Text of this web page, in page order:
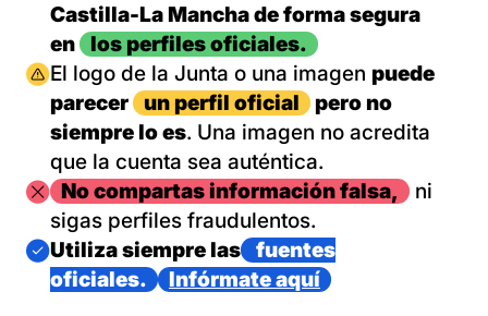
Castilla-La Mancha de forma segura
en
los perfiles oficiales.
Imagen
El logo de la Junta o una imagen puede
parecer
un perfil oficial
pero no
siempre lo es. Una imagen no acredita
que la cuenta sea auténtica.
ImagenNo compartas información falsa,
ni
sigas perfiles fraudulentos.
Imagen
Utiliza siempre las
fuentes
oficiales.
Infórmate aquí